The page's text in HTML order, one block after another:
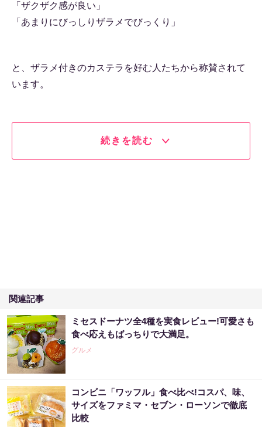
「ザクザク感が良い」
「あまりにびっしりザラメでびっくり」
と、ザラメ付きのカステラを好む人たちから称賛されて
います。
続きを読む
関連記事
ミセスドーナツ全4種を実食レビュー!可愛さも
食べ応えもばっちりで大満足。
グルメ
コンビニ「ワッフル」食べ比べ!コスパ、味、
サイズをファミマ・セブン・ローソンで徹底
比較